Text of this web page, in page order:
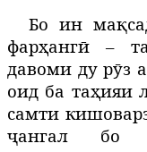
Бо ин
фарҳангӣ –
давоми ду рӯз
оид ба таҳияи
самти
ҷангал бо